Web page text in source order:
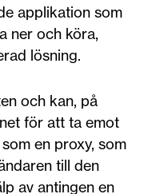
applikation som
ner och köra,
lösning.
och kan, på
för att ta emot
en proxy, som
till den
av antingen en